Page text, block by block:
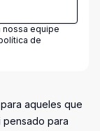
nossa equipe
de
aqueles que
pensado para